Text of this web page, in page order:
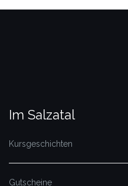
Im Salzatal
Kursgeschichten
Gutscheine